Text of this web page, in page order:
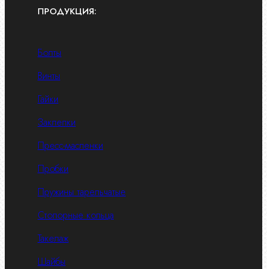
ПРОДУКЦИЯ:
Болты
Винты
Гайки
Заклепки
Пресс-масленки
Пробки
Пружины тарельчатые
Стопорные кольца
Такелаж
Шайбы